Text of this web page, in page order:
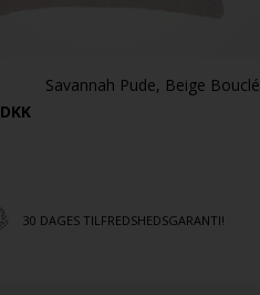
Savannah Pude, Beige Bouclé
DKK
30 DAGES TILFREDSHEDSGARANTI!